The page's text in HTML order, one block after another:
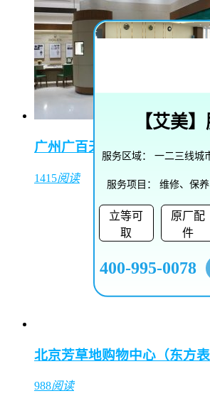
广州广百天河店（东方表行）
1415阅读
北京芳草地购物中心（东方表
988阅读
【艾美
服务区域： 一二三线城
服务项目： 维修、保
立等可
取
原厂配
件
400-995-0078